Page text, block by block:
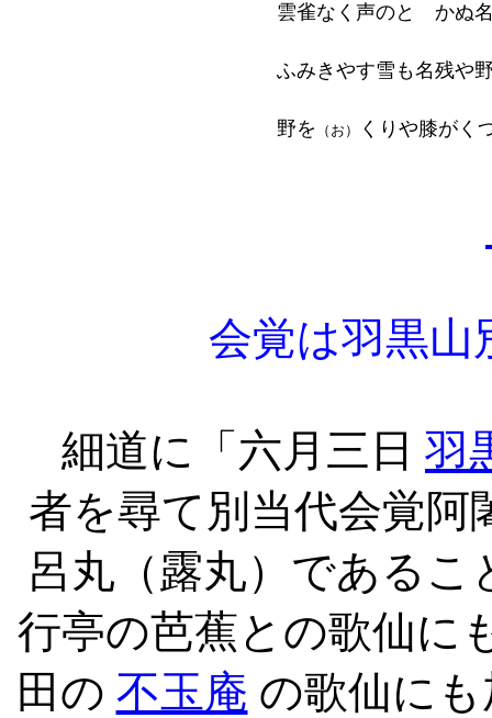
雲雀なく声のとゞかぬ
ふみきやす雪も名残や
野を （お） くりや膝がく
会覚は羽黒山
細道に「六月三日 羽
者を尋て別当代会覚
呂丸（露丸）である
行亭の芭蕉との歌仙に
田の 不玉庵 の歌仙に